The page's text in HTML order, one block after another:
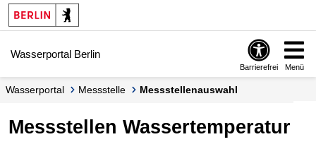
Springe zur Navigation
Springe zum Inhalt
Wasserportal Berlin
Barrierefrei Menü
Wasserportal Messstelle Messstellenauswahl
Messstellen Wassertemperatur